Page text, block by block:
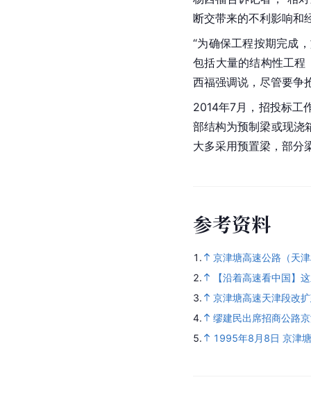
断交带来的不利影响和
“为确保工程按期完成
包括大量的结构性工程
西福强调说，尽管要争
2014年7月，招投标工
部结构为预制梁或现浇
大多采用预置梁，部分
参考资料
1.
京津塘高速公路（天
2.
【沿着高速看中国】
3.
京津塘高速天津段改
4.
缪建民出席招商公路
5.
1995年8月8日 京津